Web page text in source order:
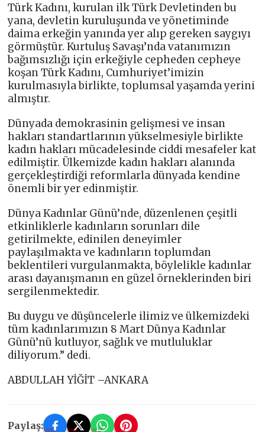
Türk Kadını, kurulan ilk Türk Devletinden bu
yana, devletin kuruluşunda ve yönetiminde
daima erkeğin yanında yer alıp gereken saygıyı
görmüştür. Kurtuluş Savaşı’nda vatanımızın
bağımsızlığı için erkeğiyle cepheden cepheye
koşan Türk Kadını, Cumhuriyet’imizin
kurulmasıyla birlikte, toplumsal yaşamda yerini
almıştır.
Dünyada demokrasinin gelişmesi ve insan
hakları standartlarının yükselmesiyle birlikte
kadın hakları mücadelesinde ciddi mesafeler kat
edilmiştir. Ülkemizde kadın hakları alanında
gerçekleştirdiği reformlarla dünyada kendine
önemli bir yer edinmiştir.
Dünya Kadınlar Günü’nde, düzenlenen çeşitli
etkinliklerle kadınların sorunları dile
getirilmekte, edinilen deneyimler
paylaşılmakta ve kadınların toplumdan
beklentileri vurgulanmakta, böylelikle kadınlar
arası dayanışmanın en güzel örneklerinden biri
sergilenmektedir.
Bu duygu ve düşüncelerle ilimiz ve ülkemizdeki
tüm kadınlarımızın 8 Mart Dünya Kadınlar
Günü’nü kutluyor, sağlık ve mutluluklar
diliyorum.” dedi.
ABDULLAH YİĞİT –ANKARA
Paylaş: